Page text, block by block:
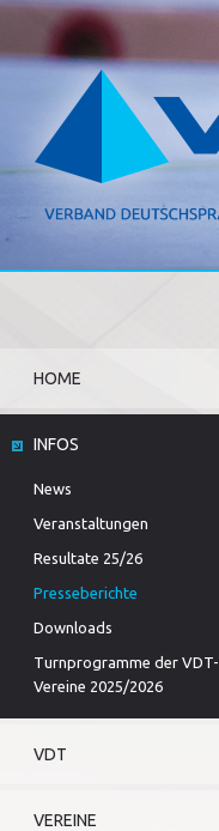
HOME
INFOS
News
Veranstaltungen
Resultate 25/26
Presseberichte
Downloads
Turnprogramme der VDT-
Vereine 2025/2026
VDT
VEREINE